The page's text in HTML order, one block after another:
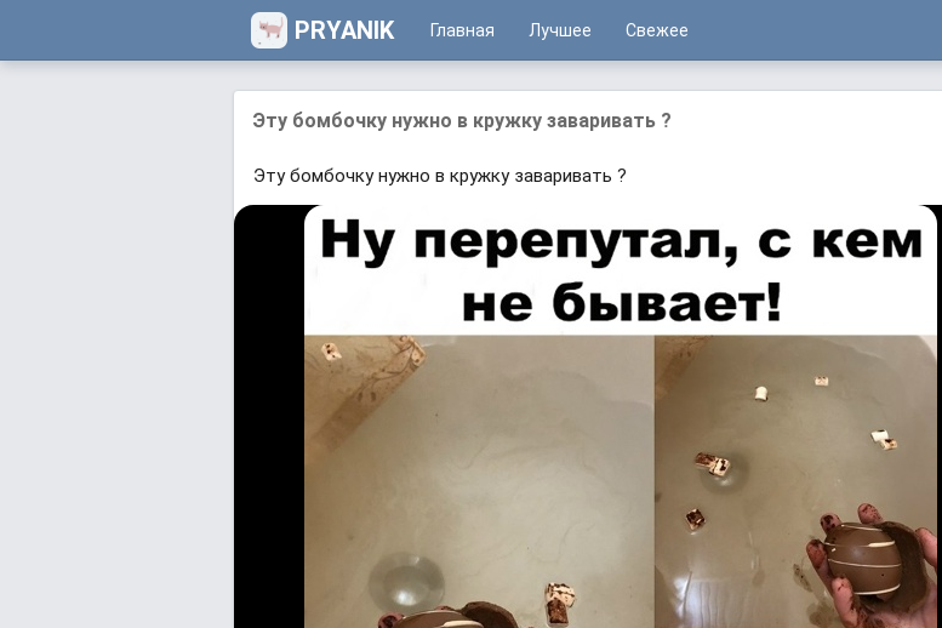
PRYANIK Главная Лучшее Свежее
Эту бомбочку нужно в кружку заваривать ?
Эту бомбочку нужно в кружку заваривать ?